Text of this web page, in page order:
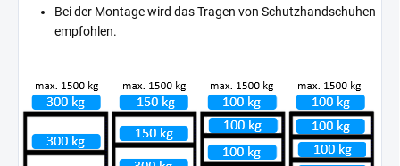
Bei der Montage wird das Tragen von Schutzhandschuhen
empfohlen.